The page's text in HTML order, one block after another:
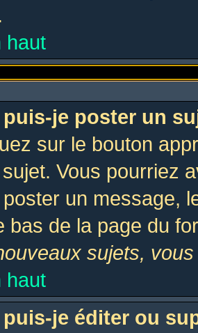
haut
je poster un
sur le bouton
Vous pourriez
un message,
bas de la page du
sujets,
haut
je éditer ou